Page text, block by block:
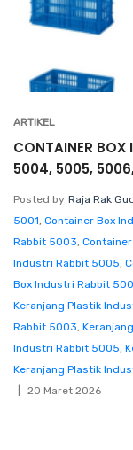
ARTIKEL
CONTAINER BOX
5004, 5005,
Posted by Raja Rak
5001, Container Box
Rabbit 5003,
Industri Rabbit 5005,
Box Industri Rabbit
Keranjang Plastik
Rabbit 5003,
Industri Rabbit 5005,
Keranjang Plastik
20 Maret 2026